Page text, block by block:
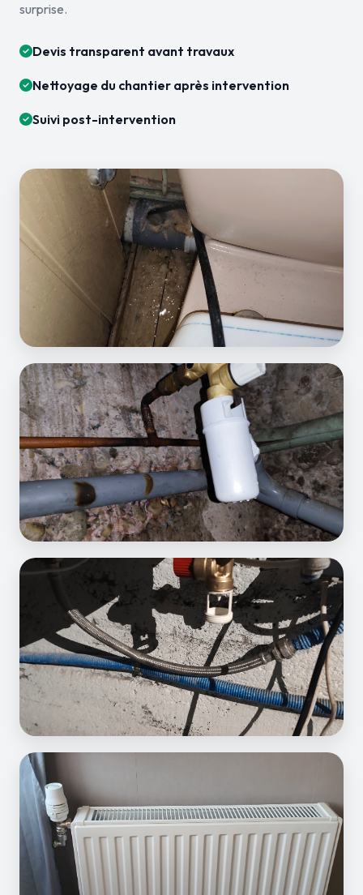
surprise.
Devis transparent avant travaux
Nettoyage du chantier après intervention
Suivi post-intervention